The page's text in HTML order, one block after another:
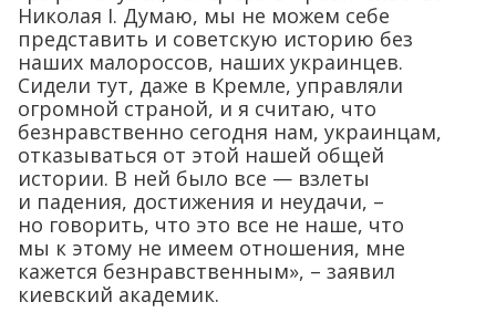
Николая I. Думаю, мы не можем себе
представить и советскую историю без
наших малороссов, наших украинцев.
Сидели тут, даже в Кремле, управляли
огромной страной, и я считаю, что
безнравственно сегодня нам, украинцам,
отказываться от этой нашей общей
истории. В ней было все — взлеты
и падения, достижения и неудачи, –
но говорить, что это все не наше, что
мы к этому не имеем отношения, мне
кажется безнравственным», – заявил
киевский академик.